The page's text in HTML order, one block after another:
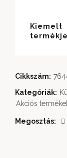
Kiemelt
Cikkszám:
Kategóriák:
Akciós
Megosztás